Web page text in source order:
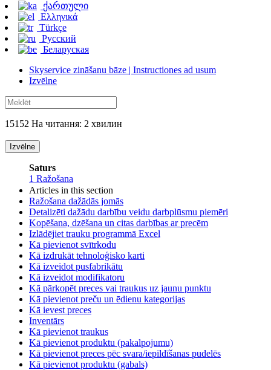
ქართული
Ελληνικά
Türkçe
Русский
Беларуская
Skyservice zināšanu bāze | Instructiones ad usum
Izvēlne
15152 На читання: 2 хвилин
Izvēlne
Saturs
1 Ražošana
Articles in this section
Ražošana dažādās jomās
Detalizēti dažādu darbību veidu darbplūsmu piemēri
Kopēšana, dzēšana un citas darbības ar precēm
Izlādējiet trauku programmā Excel
Kā pievienot svītrkodu
Kā izdrukāt tehnoloģisko karti
Kā izveidot pusfabrikātu
Kā izveidot modifikatoru
Kā pārkopēt preces vai traukus uz jaunu punktu
Kā pievienot preču un ēdienu kategorijas
Kā ievest preces
Inventārs
Kā pievienot traukus
Kā pievienot produktu (pakalpojumu)
Kā pievienot preces pēc svara/iepildīšanas pudelēs
Kā pievienot produktu (gabals)